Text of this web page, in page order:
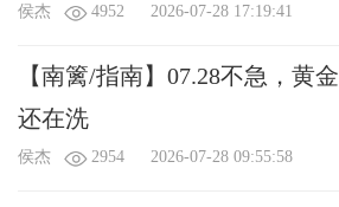
侯杰 4952 2026-07-28 17:19:41
【南篱/指南】07.28不急，黄金
还在洗
侯杰 2954 2026-07-28 09:55:58